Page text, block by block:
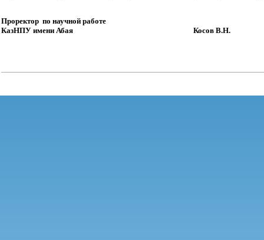
Проректор по научной работе
КазНПУ имени Абая Косов В.Н.